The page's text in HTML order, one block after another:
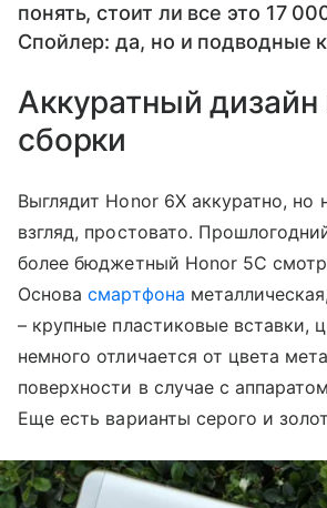
понять, стоит ли все это 17
Спойлер: да, но и подводные
Аккуратный
сборки
Выглядит Honor 6X аккуратно, но
взгляд, простовато.
более бюджетный Honor 5C
Основасмартфона
– крупные пластиковые вставки,
немного отличается от цвета
поверхности в случае с
Еще есть варианты серого и